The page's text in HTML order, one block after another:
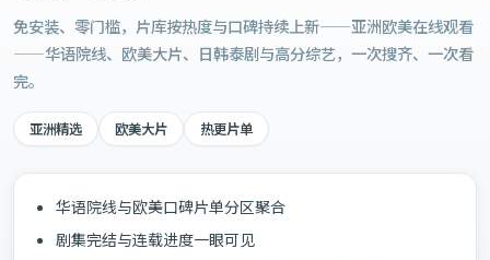
免安装、零门槛，片库按热度与口碑持续上新——亚洲欧美在线观看
——华语院线、欧美大片、日韩泰剧与高分综艺，一次搜齐、一次看
完。
亚洲精选 欧美大片 热更片单
华语院线与欧美口碑片单分区聚合
剧集完结与连载进度一眼可见